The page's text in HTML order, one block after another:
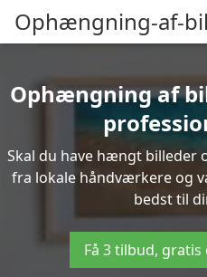
Ophængning-af-
Ophængning af
Skal du have hængt billeder
fra lokale håndværkere og
bedst til
Få 3 tilbud,